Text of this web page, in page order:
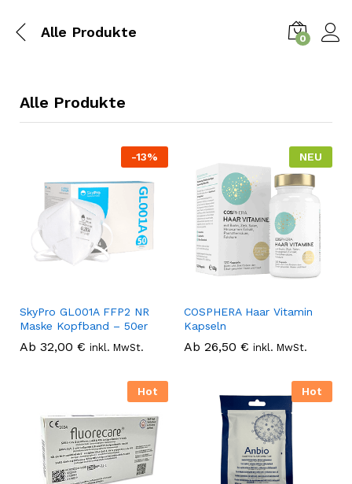
Alle Produkte 0
Alle Produkte
-13%
SkyPro GL001A FFP2 NR
Maske Kopfband – 50er
Ab 32,00 € inkl. MwSt.
NEU
COSPHERA Haar Vitamin
Kapseln
Ab 26,50 € inkl. MwSt.
Hot Hot